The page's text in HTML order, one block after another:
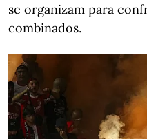
se organizam para
combinados.